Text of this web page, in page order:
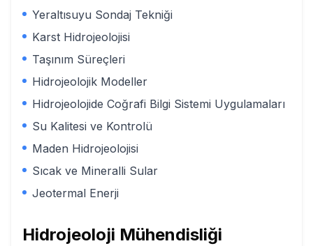
Yeraltısuyu Sondaj Tekniği
Karst Hidrojeolojisi
Taşınım Süreçleri
Hidrojeolojik Modeller
Hidrojeolojide Coğrafi Bilgi Sistemi Uygulamaları
Su Kalitesi ve Kontrolü
Maden Hidrojeolojisi
Sıcak ve Mineralli Sular
Jeotermal Enerji
Hidrojeoloji Mühendisliği